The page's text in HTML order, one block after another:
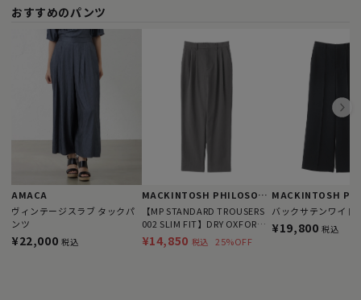
おすすめのパンツ
AMACA
ヴィンテージスラブ タックパ
ンツ
¥22,000 税込
MACKINTOSH PHILOSOPHY
【MP STANDARD TROUSERS
002 SLIM FIT】DRY OXFORD
製
¥14,850 税込 25%OFF
バックサテンワイド
¥19,800 税込